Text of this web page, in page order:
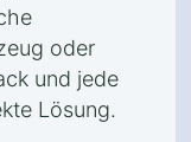
oder
und jede
Lösung.